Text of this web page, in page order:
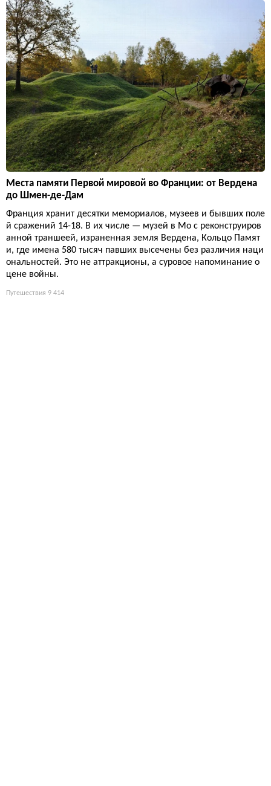
Места памяти Первой мировой во Франции: от Вердена
до Шмен-де-Дам
Франция хранит десятки мемориалов, музеев и бывших поле
й сражений 14-18. В их числе — музей в Мо с реконструиров
анной траншеей, израненная земля Вердена, Кольцо Памят
и, где имена 580 тысяч павших высечены без различия наци
ональностей. Это не аттракционы, а суровое напоминание о
цене войны.
Путешествия 9 414